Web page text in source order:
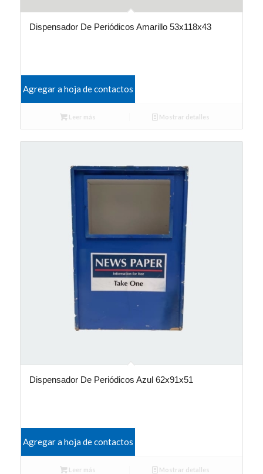
Dispensador De Periódicos Amarillo 53x118x43
Agregar a hoja de contactos
Leer más Mostrar detalles
Dispensador De Periódicos Azul 62x91x51
Agregar a hoja de contactos
Leer más Mostrar detalles